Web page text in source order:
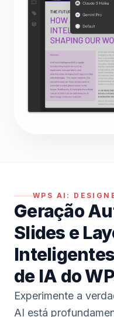
WPS AI:
Geração
Slides e
de IA do
Experimente a
AI está